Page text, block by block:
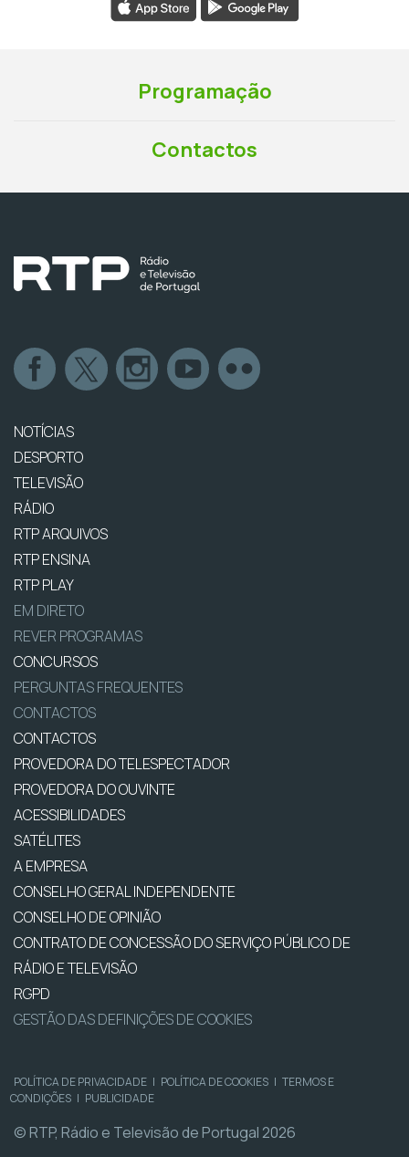
Programação
Contactos
NOTÍCIAS
DESPORTO
TELEVISÃO
RÁDIO
RTP ARQUIVOS
RTP ENSINA
RTP PLAY
EM DIRETO
REVER PROGRAMAS
CONCURSOS
PERGUNTAS FREQUENTES
CONTACTOS
CONTACTOS
PROVEDORA DO TELESPECTADOR
PROVEDORA DO OUVINTE
ACESSIBILIDADES
SATÉLITES
A EMPRESA
CONSELHO GERAL INDEPENDENTE
CONSELHO DE OPINIÃO
CONTRATO DE CONCESSÃO DO SERVIÇO PÚBLICO DE
RÁDIO E TELEVISÃO
RGPD
GESTÃO DAS DEFINIÇÕES DE COOKIES
POLÍTICA DE PRIVACIDADE | POLÍTICA DE COOKIES | TERMOS E
CONDIÇÕES | PUBLICIDADE
© RTP, Rádio e Televisão de Portugal 2026